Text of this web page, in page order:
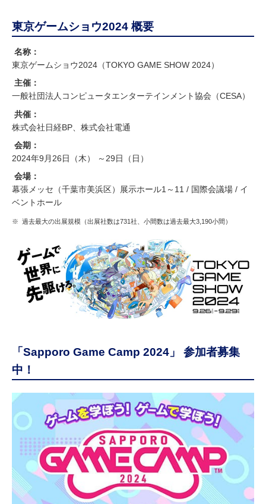
東京ゲームショウ2024 概要
名称：
東京ゲームショウ2024（TOKYO GAME SHOW 2024）
主催：
一般社団法人コンピュータエンターテインメント協会（CESA）
共催：
株式会社日経BP、株式会社電通
会期：
2024年9月26日（木） ～29日（日）
会場：
幕張メッセ（千葉市美浜区）展示ホール1～11 / 国際会議場 / イ
ベントホール
※ 過去最大の出展規模（出展社数は731社、小間数は過去最大3,190小間）
「Sapporo Game Camp 2024」 参加者募集
中！